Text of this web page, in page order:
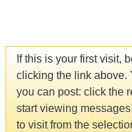
If this is your first visit,
clicking the link above.
you can post: click the
start viewing
to visit from the